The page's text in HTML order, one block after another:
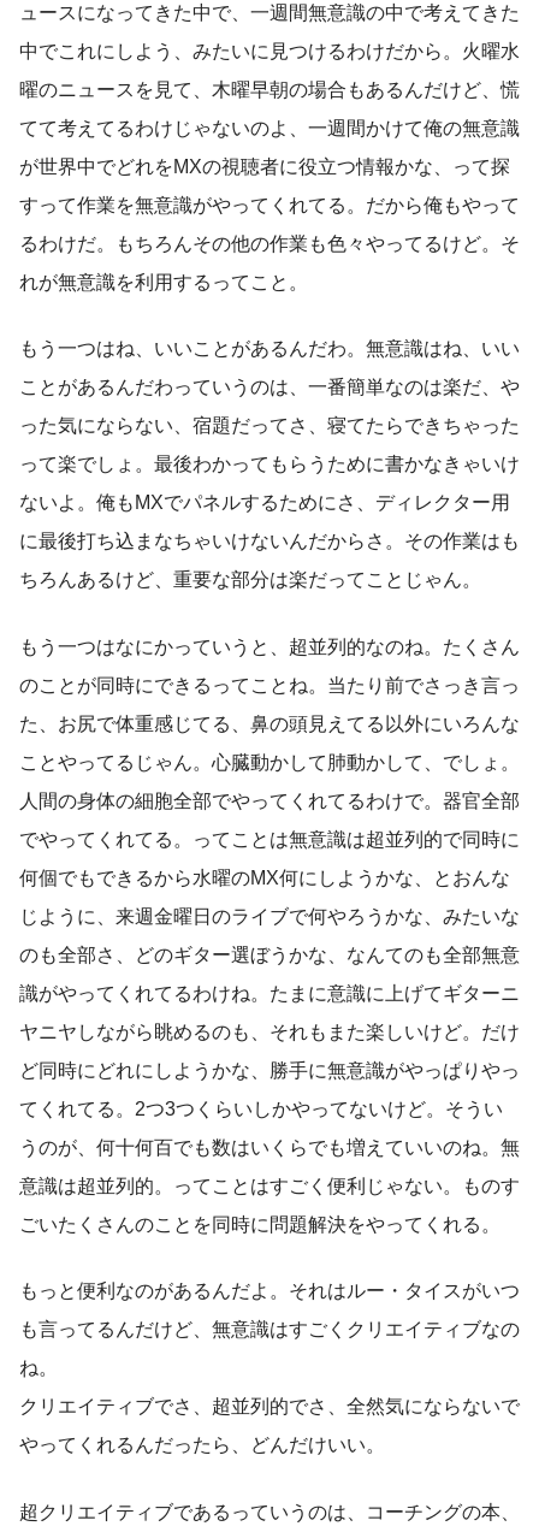
ュースになってきた中で、一週間無意識の中で考えてきた
中でこれにしよう、みたいに見つけるわけだから。火曜水
曜のニュースを見て、木曜早朝の場合もあるんだけど、慌
てて考えてるわけじゃないのよ、一週間かけて俺の無意識
が世界中でどれをMXの視聴者に役立つ情報かな、って探
すって作業を無意識がやってくれてる。だから俺もやって
るわけだ。もちろんその他の作業も色々やってるけど。そ
れが無意識を利用するってこと。
もう一つはね、いいことがあるんだわ。無意識はね、いい
ことがあるんだわっていうのは、一番簡単なのは楽だ、や
った気にならない、宿題だってさ、寝てたらできちゃった
って楽でしょ。最後わかってもらうために書かなきゃいけ
ないよ。俺もMXでパネルするためにさ、ディレクター用
に最後打ち込まなちゃいけないんだからさ。その作業はも
ちろんあるけど、重要な部分は楽だってことじゃん。
もう一つはなにかっていうと、超並列的なのね。たくさん
のことが同時にできるってことね。当たり前でさっき言っ
た、お尻で体重感じてる、鼻の頭見えてる以外にいろんな
ことやってるじゃん。心臓動かして肺動かして、でしょ。
人間の身体の細胞全部でやってくれてるわけで。器官全部
でやってくれてる。ってことは無意識は超並列的で同時に
何個でもできるから水曜のMX何にしようかな、とおんな
じように、来週金曜日のライブで何やろうかな、みたいな
のも全部さ、どのギター選ぼうかな、なんてのも全部無意
識がやってくれてるわけね。たまに意識に上げてギターニ
ヤニヤしながら眺めるのも、それもまた楽しいけど。だけ
ど同時にどれにしようかな、勝手に無意識がやっぱりやっ
てくれてる。2つ3つくらいしかやってないけど。そうい
うのが、何十何百でも数はいくらでも増えていいのね。無
意識は超並列的。ってことはすごく便利じゃない。ものす
ごいたくさんのことを同時に問題解決をやってくれる。
もっと便利なのがあるんだよ。それはルー・タイスがいつ
も言ってるんだけど、無意識はすごくクリエイティブなの
ね。
クリエイティブでさ、超並列的でさ、全然気にならないで
やってくれるんだったら、どんだけいい。
超クリエイティブであるっていうのは、コーチングの本、